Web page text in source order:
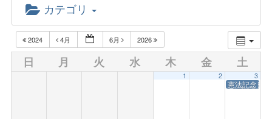
カテゴリ
2024 4月 6月 2026
日 月 火 水 木 金 土
1 2 3
憲法記念日